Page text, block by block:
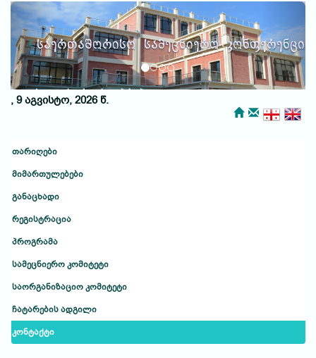
საერთაშორისო სამეცნიერო კონფერენცია
ქუთაისური საუბრები
Previous Next
, 9 აგვისტო, 2026 წ.
თარიღები
მიმართულებები
განაცხადი
რეგისტრაცია
პროგრამა
სამეცნიერო კომიტეტი
საორგანიზაციო კომიტეტი
ჩატარების ადგილი
კონტაქტი